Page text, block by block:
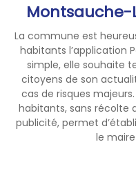
Montsauche-
La commune est
habitants l’application
simple, elle souhaite
citoyens de son
cas de risques
habitants, sans récolte
publicité, permet
le